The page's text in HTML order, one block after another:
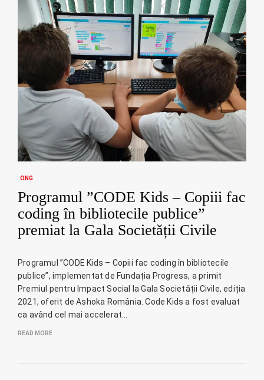
ONG
Programul ”CODE Kids – Copiii fac
coding în bibliotecile publice”
premiat la Gala Societății Civile
Programul ”CODE Kids – Copiii fac coding în bibliotecile
publice”, implementat de Fundația Progress, a primit
Premiul pentru Impact Social la Gala Societății Civile, ediția
2021, oferit de Ashoka România. Code Kids a fost evaluat
ca având cel mai accelerat…
READ MORE